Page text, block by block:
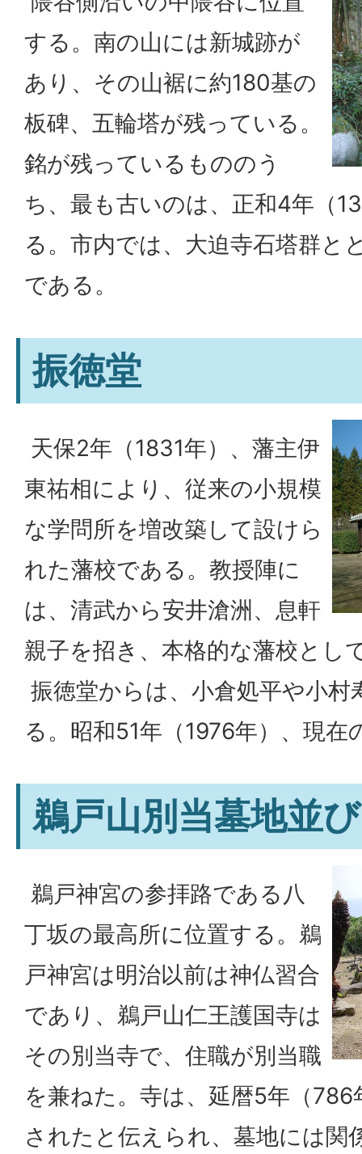
する。南の山には新城跡が
あり、その山裾に約180基の
板碑、五輪塔が残っている。
銘が残っているもののう
ち、最も古いのは、正和4年（
る。市内では、大迫寺石塔群と
である。
振徳堂
天保2年（1831年）、藩主伊
東祐相により、従来の小規模
な学問所を増改築して設けら
れた藩校である。教授陣に
は、清武から安井滄洲、息軒
親子を招き、本格的な藩校とし
振徳堂からは、小倉処平や小村
る。昭和51年（1976年）、現在
鵜戸山別当墓地並
鵜戸神宮の参拝路である八
丁坂の最高所に位置する。鵜
戸神宮は明治以前は神仏習合
であり、鵜戸山仁王護国寺は
その別当寺で、住職が別当職
を兼ねた。寺は、延暦5年（
されたと伝えられ、墓地には関